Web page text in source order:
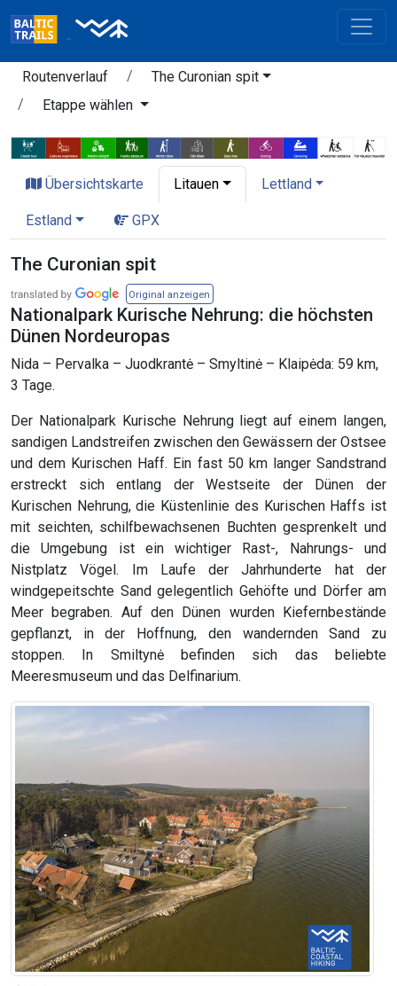
Routenverlauf
The Curonian spit
Etappe wählen
Übersichtskarte Litauen Lettland
Estland GPX
The Curonian spit
Original anzeigen
Nationalpark Kurische Nehrung: die höchsten
Dünen Nordeuropas
Nida – Pervalka – Juodkrantė – Smyltinė – Klaipėda: 59 km,
3 Tage.
Der Nationalpark Kurische Nehrung liegt auf einem langen,
sandigen Landstreifen zwischen den Gewässern der Ostsee
und dem Kurischen Haff. Ein fast 50 km langer Sandstrand
erstreckt sich entlang der Westseite der Dünen der
Kurischen Nehrung, die Küstenlinie des Kurischen Haffs ist
mit seichten, schilfbewachsenen Buchten gesprenkelt und
die Umgebung ist ein wichtiger Rast-, Nahrungs- und
Nistplatz Vögel. Im Laufe der Jahrhunderte hat der
windgepeitschte Sand gelegentlich Gehöfte und Dörfer am
Meer begraben. Auf den Dünen wurden Kiefernbestände
gepflanzt, in der Hoffnung, den wandernden Sand zu
stoppen. In Smiltynė befinden sich das beliebte
Meeresmuseum und das Delfinarium.